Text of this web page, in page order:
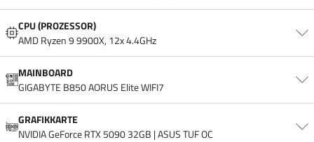
CPU (PROZESSOR)
AMD Ryzen 9 9900X, 12x 4.4GHz
MAINBOARD
GIGABYTE B850 AORUS Elite WIFI7
GRAFIKKARTE
NVIDIA GeForce RTX 5090 32GB | ASUS TUF OC